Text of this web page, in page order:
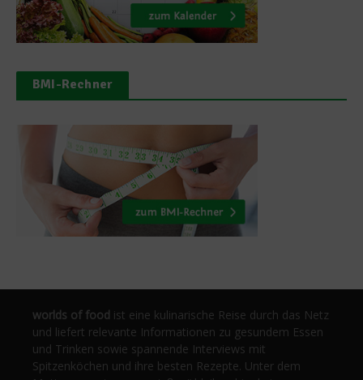
BMI-Rechner
worlds of food ist eine kulinarische Reise durch das Netz
und liefert relevante Informationen zu gesundem Essen
und Trinken sowie spannende Interviews mit
Spitzenköchen und ihre besten Rezepte. Unter dem